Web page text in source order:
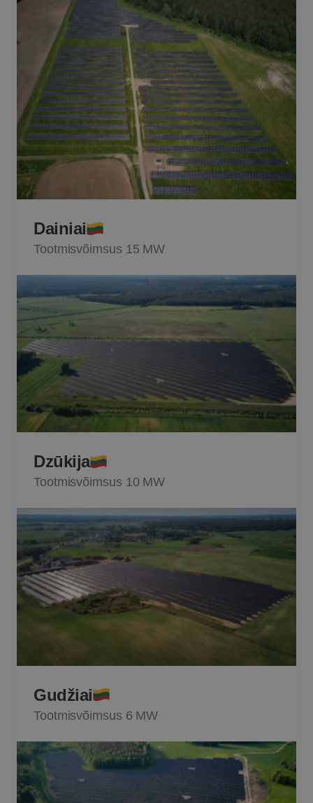
Dainiai
Tootmisvõimsus 15 MW
Dzūkija
Tootmisvõimsus 10 MW
Gudžiai
Tootmisvõimsus 6 MW